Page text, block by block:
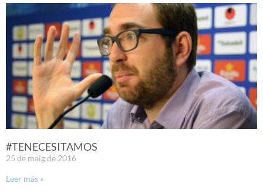
#TENECESITAMOS
25 de maig de 2016
Leer más »